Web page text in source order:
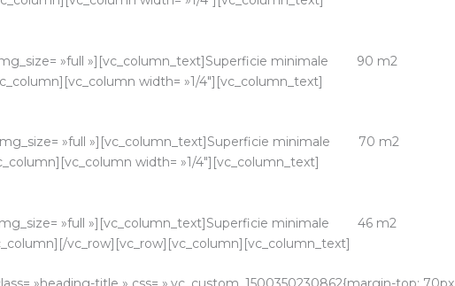
»full »][vc_column_text]Superficie minimale 90 m2
width= »1/4″][vc_column_text]
»full »][vc_column_text]Superficie minimale 70 m2
width= »1/4″][vc_column_text]
»full »][vc_column_text]Superficie minimale 46 m2
vc_row][vc_row][vc_column][vc_column_text]